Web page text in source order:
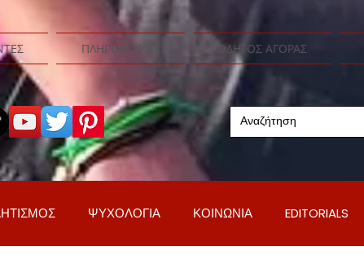
ΠΛΗΡΟΦΟΡΙΕΣ ΟΔΗΓΟΣ ΑΓΟΡΑΣ
ΨΥΧΟΛΟΓΙΑ ΚΟΙΝΩΝΙΑ EDITORIALS